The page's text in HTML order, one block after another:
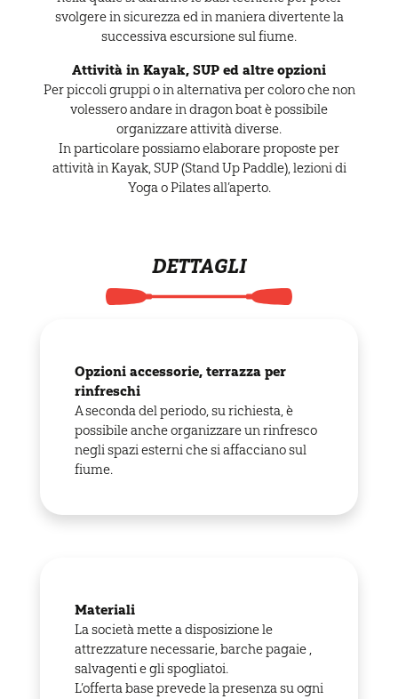
svolgere in sicurezza ed in maniera divertente la
successiva escursione sul fiume.
Attività in Kayak, SUP ed altre opzioni
Per piccoli gruppi o in alternativa per coloro che non
volessero andare in dragon boat è possibile
organizzare attività diverse.
In particolare possiamo elaborare proposte per
attività in Kayak, SUP (Stand Up Paddle), lezioni di
Yoga o Pilates all’aperto.
DETTAGLI
Opzioni accessorie, terrazza per
rinfreschi
A seconda del periodo, su richiesta, è
possibile anche organizzare un rinfresco
negli spazi esterni che si affacciano sul
fiume.
Materiali
La società mette a disposizione le
attrezzature necessarie, barche pagaie ,
salvagenti e gli spogliatoi.
L’offerta base prevede la presenza su ogni